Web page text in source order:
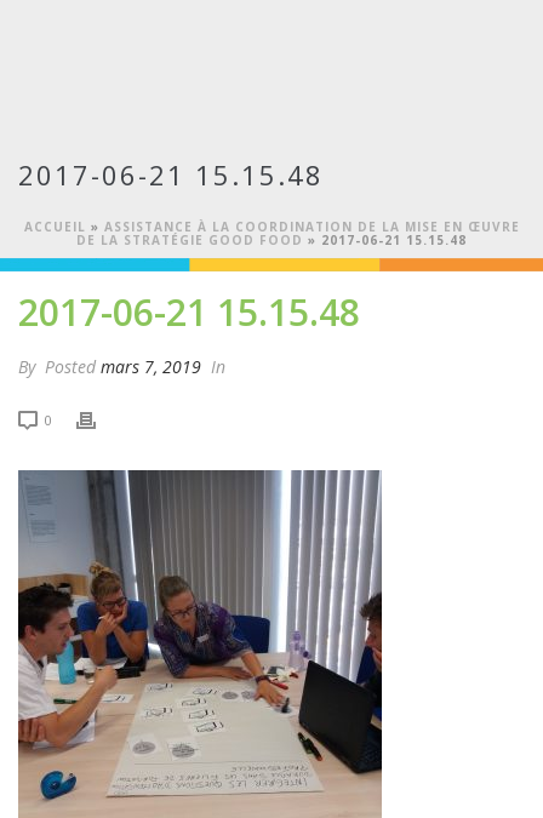
2017-06-21 15.15.48
ACCUEIL » ASSISTANCE À LA COORDINATION DE LA MISE EN ŒUVRE
DE LA STRATÉGIE GOOD FOOD » 2017-06-21 15.15.48
2017-06-21 15.15.48
By Posted mars 7, 2019 In
0